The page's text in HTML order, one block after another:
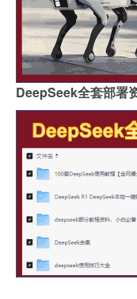
DeepSeek全套部署